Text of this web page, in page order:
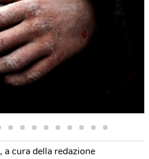
, a cura della redazione